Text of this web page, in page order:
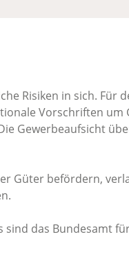
Risiken in sich. Für
Vorschriften um
Gewerbeaufsicht
Güter befördern,
das Bundesamt